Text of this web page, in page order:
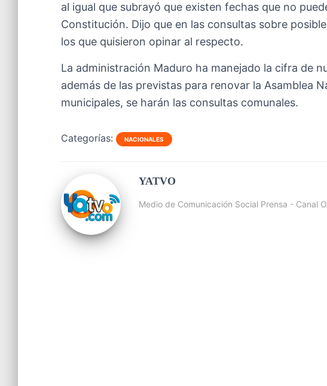
al igual que subrayó que existen fechas que no
Constitución. Dijo que en las consultas sobre
los que quisieron opinar al respecto.
La administración Maduro ha manejado la cifra de
además de las previstas para renovar la Asamblea
municipales, se harán las consultas comunales.
Categorías: NACIONALES
YATVO
Medio de Comunicación Social Prensa - Canal